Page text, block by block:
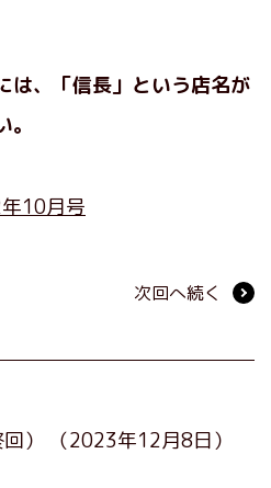
は、「信長」という店名が
10月号
次回へ続く
） （2023年12月8日）